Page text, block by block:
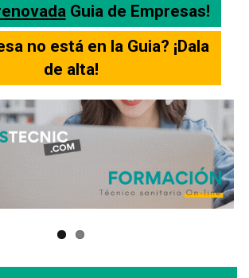
Guia de Empresas!
no está en la Guia? ¡Dala
de alta!